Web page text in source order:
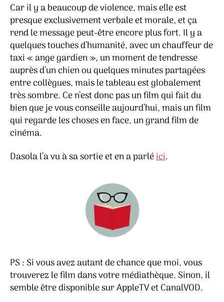
Car il y a beaucoup de violence, mais elle est
presque exclusivement verbale et morale, et ça
rend le message peut-être encore plus fort. Il y a
quelques touches d’humanité, avec un chauffeur de
taxi « ange gardien », un moment de tendresse
auprès d’un chien ou quelques minutes partagées
entre collègues, mais le tableau est globalement
très sombre. Ce n’est donc pas un film qui fait du
bien que je vous conseille aujourd’hui, mais un film
qui regarde les choses en face, un grand film de
cinéma.
Dasola l’a vu à sa sortie et en a parléici.
PS : Si vous avez autant de chance que moi, vous
trouverez le film dans votre médiathèque. Sinon, il
semble être disponible sur AppleTV et CanalVOD.